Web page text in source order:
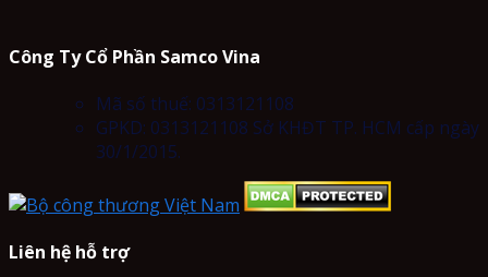
Công Ty Cổ Phần Samco Vina
Mã số thuế: 0313121108
GPKD: 0313121108 Sở KHĐT TP. HCM cấp ngày
30/1/2015.
Liên hệ hỗ trợ